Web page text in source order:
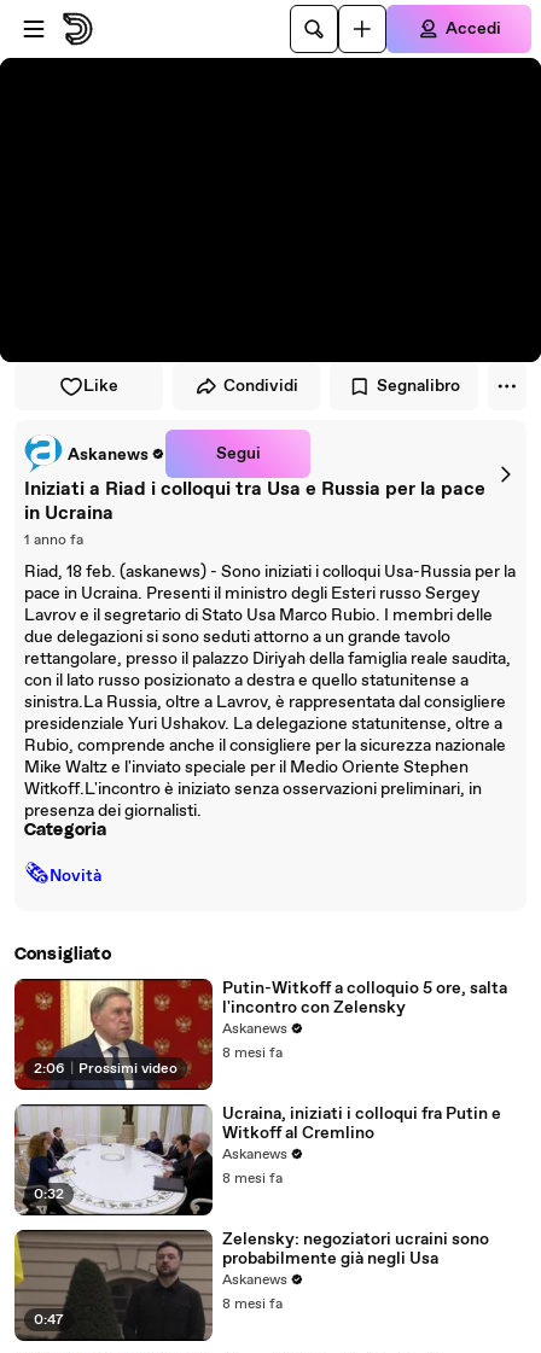
Vai al lettore
Passa al contenuto principale
Accedi
Like Condividi Segnalibro
Askanews Segui
Iniziati a Riad i colloqui tra Usa e Russia per la pace
in Ucraina
1 anno fa
Riad, 18 feb. (askanews) - Sono iniziati i colloqui Usa-Russia per la
pace in Ucraina. Presenti il ministro degli Esteri russo Sergey
Lavrov e il segretario di Stato Usa Marco Rubio. I membri delle
due delegazioni si sono seduti attorno a un grande tavolo
rettangolare, presso il palazzo Diriyah della famiglia reale saudita,
con il lato russo posizionato a destra e quello statunitense a
sinistra.La Russia, oltre a Lavrov, è rappresentata dal consigliere
presidenziale Yuri Ushakov. La delegazione statunitense, oltre a
Rubio, comprende anche il consigliere per la sicurezza nazionale
Mike Waltz e l'inviato speciale per il Medio Oriente Stephen
Witkoff.L'incontro è iniziato senza osservazioni preliminari, in
presenza dei giornalisti.
Categoria
🗞Novità
Consigliato
2:06 Prossimi video
Putin-Witkoff a colloquio 5 ore, salta
l'incontro con Zelensky
Askanews
8 mesi fa
0:32
Ucraina, iniziati i colloqui fra Putin e
Witkoff al Cremlino
Askanews
8 mesi fa
0:47
Zelensky: negoziatori ucraini sono
probabilmente già negli Usa
Askanews
8 mesi fa